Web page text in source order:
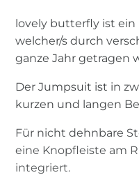
lovely butterfly ist
welcher/s durch
ganze Jahr getragen
Der Jumpsuit ist in
kurzen und langen
Für nicht dehnbare
eine Knopfleiste am
integriert.